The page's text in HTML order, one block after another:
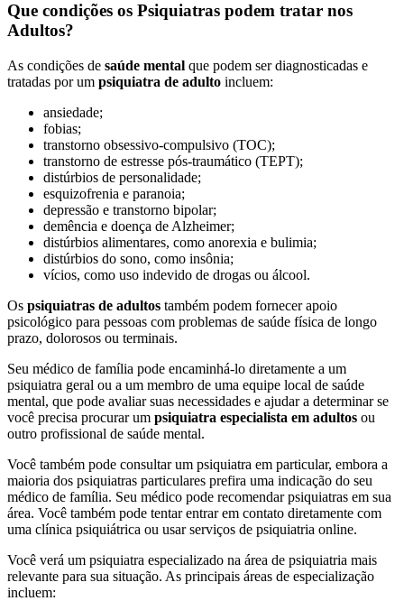
Que condições os Psiquiatras podem tratar nos
Adultos?
As condições de saúde mental que podem ser diagnosticadas e
tratadas por um psiquiatra de adulto incluem:
ansiedade;
fobias;
transtorno obsessivo-compulsivo (TOC);
transtorno de estresse pós-traumático (TEPT);
distúrbios de personalidade;
esquizofrenia e paranoia;
depressão e transtorno bipolar;
demência e doença de Alzheimer;
distúrbios alimentares, como anorexia e bulimia;
distúrbios do sono, como insônia;
vícios, como uso indevido de drogas ou álcool.
Os psiquiatras de adultos também podem fornecer apoio
psicológico para pessoas com problemas de saúde física de longo
prazo, dolorosos ou terminais.
Seu médico de família pode encaminhá-lo diretamente a um
psiquiatra geral ou a um membro de uma equipe local de saúde
mental, que pode avaliar suas necessidades e ajudar a determinar se
você precisa procurar um psiquiatra especialista em adultos ou
outro profissional de saúde mental.
Você também pode consultar um psiquiatra em particular, embora a
maioria dos psiquiatras particulares prefira uma indicação do seu
médico de família. Seu médico pode recomendar psiquiatras em sua
área. Você também pode tentar entrar em contato diretamente com
uma clínica psiquiátrica ou usar serviços de psiquiatria online.
Você verá um psiquiatra especializado na área de psiquiatria mais
relevante para sua situação. As principais áreas de especialização
incluem: